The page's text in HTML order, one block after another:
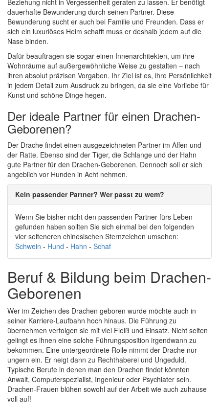
Beziehung nicht in Vergessenheit geraten zu lassen. Er benötigt
dauerhafte Bewunderung durch seinen Partner. Diese
Bewunderung sucht er auch bei Familie und Freunden. Dass er
sich ein luxuriöses Heim schafft muss er deshalb jedem auf die
Nase binden.
Dafür beauftragen sie sogar einen Innenarchitekten, um ihre
Wohnräume auf außergewöhnliche Weise zu gestalten – nach
ihren absolut präzisen Vorgaben. Ihr Ziel ist es, ihre Persönlichkeit
in jedem Detail zum Ausdruck zu bringen, da sie eine Vorliebe für
Kunst und schöne Dinge hegen.
Der ideale Partner für einen Drachen-
Geborenen?
Der Drache findet einen ausgezeichneten Partner im Affen und
der Ratte. Ebenso sind der Tiger, die Schlange und der Hahn
gute Partner für den Drachen-Geborenen. Dennoch soll er sich
angeblich vor Hunden in Acht nehmen.
Kein passender Partner? Wer passt zu wem?
Wenn Sie bisher nicht den passenden Partner fürs Leben
gefunden haben sollten Sie sich einmal bei den folgenden
vier selteneren chinesischen Sternzeichen umsehen:
Schwein - Hund - Hahn - Schaf
Beruf & Bildung beim Drachen-
Geborenen
Wer im Zeichen des Drachen geboren wurde möchte auch in
seiner Karriere-Laufbahn hoch hinaus. Die Führung zu
übernehmen verfolgen sie mit viel Fleiß und Einsatz. Nicht selten
gelingt es ihnen eine solche Führungsposition irgendwann zu
bekommen. Eine untergeordnete Rolle nimmt der Drache nur
ungern ein. Er neigt dann zu Rechthaberei und Ungeduld.
Typische Berufe in denen man den Drachen findet könnten
Anwalt, Computerspezialist, Ingenieur oder Psychiater sein.
Drachen-Frauen blühen sowohl auf der Arbeit wie auch zuhause
voll auf!